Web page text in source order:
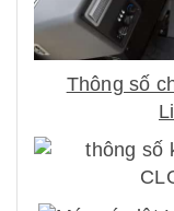
Thông số